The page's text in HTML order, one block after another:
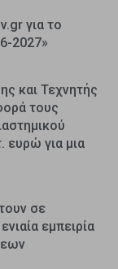
για το
2027»
και Τεχνητής
τους
ευρώ για μια
σε
εμπειρία